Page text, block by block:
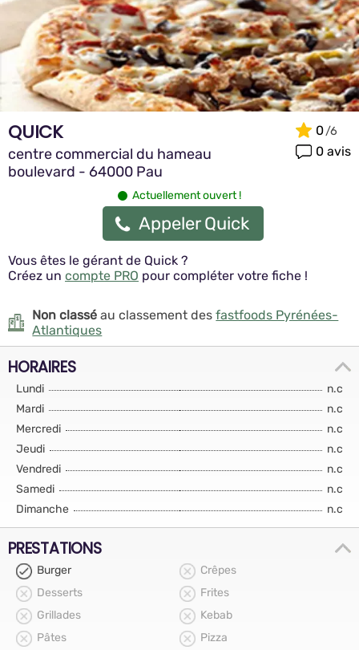
QUICK
centre commercial du hameau
boulevard - 64000 Pau
0
0 avis
Actuellement ouvert !
Appeler Quick
Vous êtes le gérant de Quick ?
Créez un compte PRO pour compléter votre fiche !
Non classé au classement desfastfoods Pyrénées-
Atlantiques
HORAIRES
Lundi
n.c
Mardi
n.c
Mercredi
n.c
Jeudi
n.c
Vendredi
n.c
Samedi
n.c
Dimanche
n.c
PRESTATIONS
Burger
Crêpes
Desserts
Frites
Grillades
Kebab
Pâtes
Pizza